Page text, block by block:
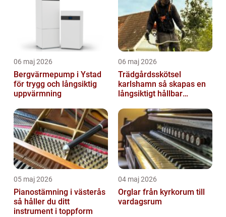
06 maj 2026
Bergvärmepump i Ystad
för trygg och långsiktig
uppvärmning
06 maj 2026
Trädgårdsskötsel
karlshamn så skapas en
långsiktigt hållbar
05 maj 2026
Pianostämning i västerås
så håller du ditt
instrument i toppform
04 maj 2026
Orglar från kyrkorum till
vardagsrum